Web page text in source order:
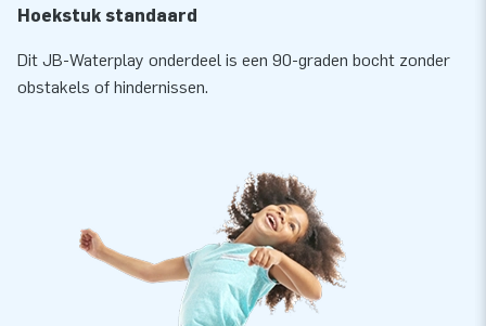
Hoekstuk standaard
Dit JB-Waterplay onderdeel is een 90-graden bocht zonder
obstakels of hindernissen.